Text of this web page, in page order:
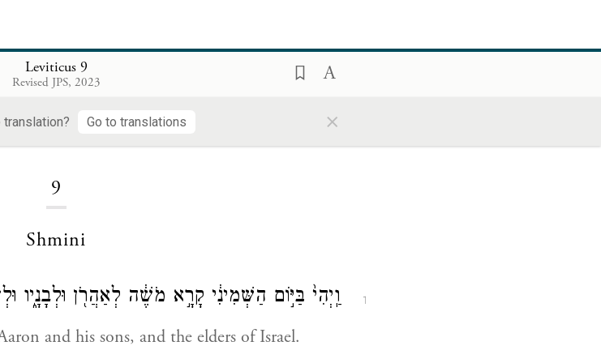
Leviticus 9
Revised JPS, 2023
translation? Go to translations ×
9
Shmini
1 וַֽיְהִי֙ בַּיּ֣וֹם הַשְּׁמִינִ֔י קָרָ֣א מֹשֶׁ֔ה לְאַהֲרֹ֖ן וּלְבָנָ֑יו
and his sons, and the elders of Israel.